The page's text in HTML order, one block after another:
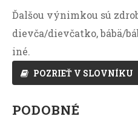
Ďalšou výnimkou sú
dievča/dievčatko, bábä/
iné.
POZRIEŤ V SLOVNÍKU
PODOBNÉ